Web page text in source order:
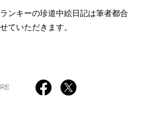
ンキーの珍道中絵日記は筆者都合
ていただきます。